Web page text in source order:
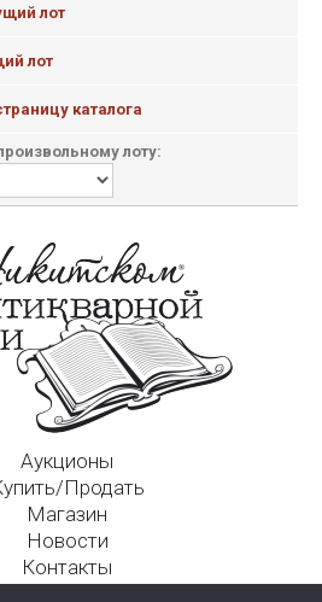
лот
лот
каталога
лоту:
Аукционы
Продать
Магазин
Новости
Контакты